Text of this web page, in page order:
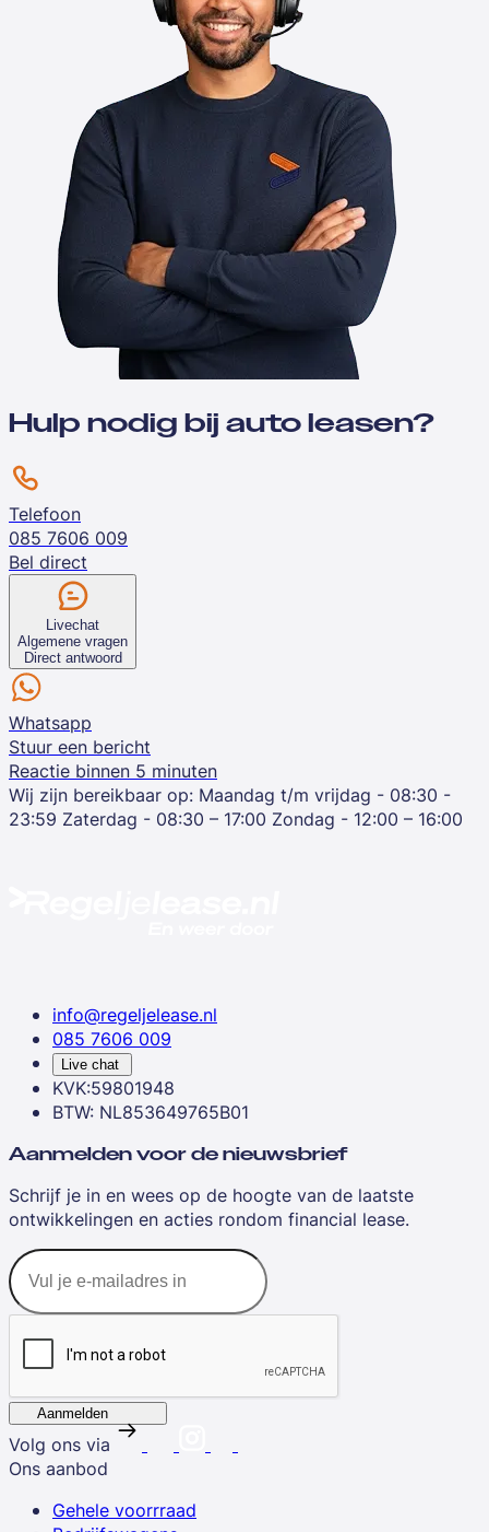
Hulp nodig bij auto leasen?
Telefoon
085 7606 009
Bel direct
Livechat
Algemene vragen
Direct antwoord
Whatsapp
Stuur een bericht
Reactie binnen 5 minuten
Wij zijn bereikbaar op: Maandag t/m vrijdag - 08:30 -
23:59 Zaterdag - 08:30 – 17:00 Zondag - 12:00 – 16:00
info@regeljelease.nl
085 7606 009
Live chat
KVK:59801948
BTW: NL853649765B01
Aanmelden voor de nieuwsbrief
Schrijf je in en wees op de hoogte van de laatste
ontwikkelingen en acties rondom financial lease.
Aanmelden
Volg ons via
Ons aanbod
Gehele voorrraad